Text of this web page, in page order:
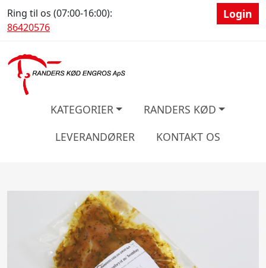
Ring til os (07:00-16:00):
86420576
Login
KATEGORIER
RANDERS KØD
LEVERANDØRER
KONTAKT OS